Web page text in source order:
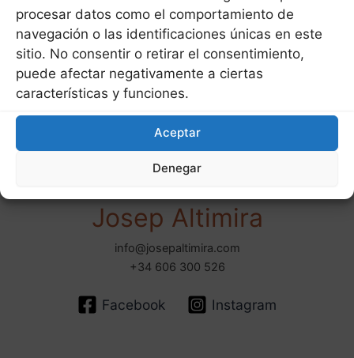
procesar datos como el comportamiento de
navegación o las identificaciones únicas en este
sitio. No consentir o retirar el consentimiento,
puede afectar negativamente a ciertas
características y funciones.
Aceptar
Denegar
Josep Altimira
info@josepaltimira.com
+34 606 300 526
Facebook Instagram